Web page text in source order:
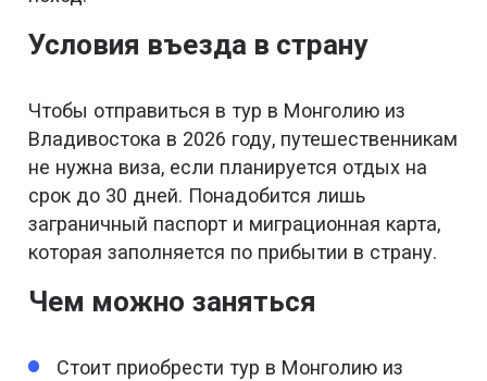
Условия въезда в страну
Чтобы отправиться в тур в Монголию из
Владивостока в 2026 году, путешественникам
не нужна виза, если планируется отдых на
срок до 30 дней. Понадобится лишь
заграничный паспорт и миграционная карта,
которая заполняется по прибытии в страну.
Чем можно заняться
Стоит приобрести тур в Монголию из